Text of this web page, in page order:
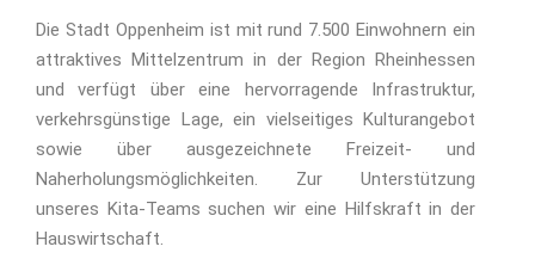
Die Stadt Oppenheim ist mit rund 7.500 Einwohnern ein
attraktives Mittelzentrum in der Region Rheinhessen
und verfügt über eine hervorragende Infrastruktur,
verkehrsgünstige Lage, ein vielseitiges Kulturangebot
sowie über ausgezeichnete Freizeit- und
Naherholungsmöglichkeiten. Zur Unterstützung
unseres Kita-Teams suchen wir eine Hilfskraft in der
Hauswirtschaft.